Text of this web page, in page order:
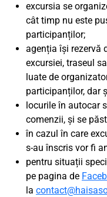
excursia se
cât timp nu este
participanților;
agenția își rezervă
excursiei, traseul
luate de
participanților, dar
locurile în autocar
comenzii, și se
în cazul în care
s-au înscris vor fi
pentru situații
pe pagina de
la